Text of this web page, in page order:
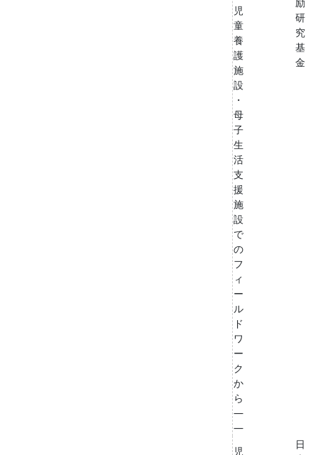
児
童
養
護
施
設
・
母
子
生
活
支
援
施
設
で
の
フ
ィ
ー
ル
ド
ワ
ー
ク
か
ら
―
―
研
究
基
金
児
日